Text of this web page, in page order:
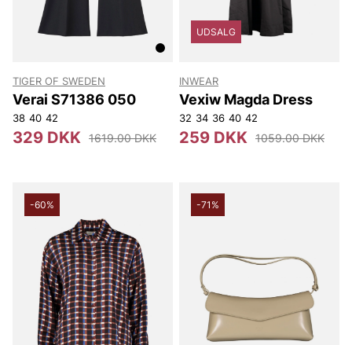
TIGER OF SWEDEN
Verai S71386 050
38 40 42
329 DKK 1619.00 DKK
UDSALG
INWEAR
Vexiw Magda Dress
32 34 36 40 42
259 DKK 1059.00 DKK
-60% -71%